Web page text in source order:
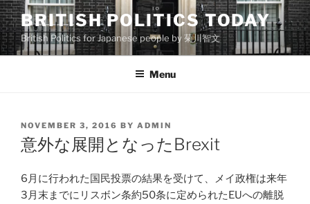
Skip
to
content
BRITISH POLITICS TODAY
British Politics for Japanese people by 菊川智文
Menu
POSTED
ON
NOVEMBER 3, 2016 BY ADMIN
意外な展開となったBrexit
6月に行われた国民投票の結果を受けて、メイ政権は来年
3月末までにリスボン条約50条に定められたEUへの離脱